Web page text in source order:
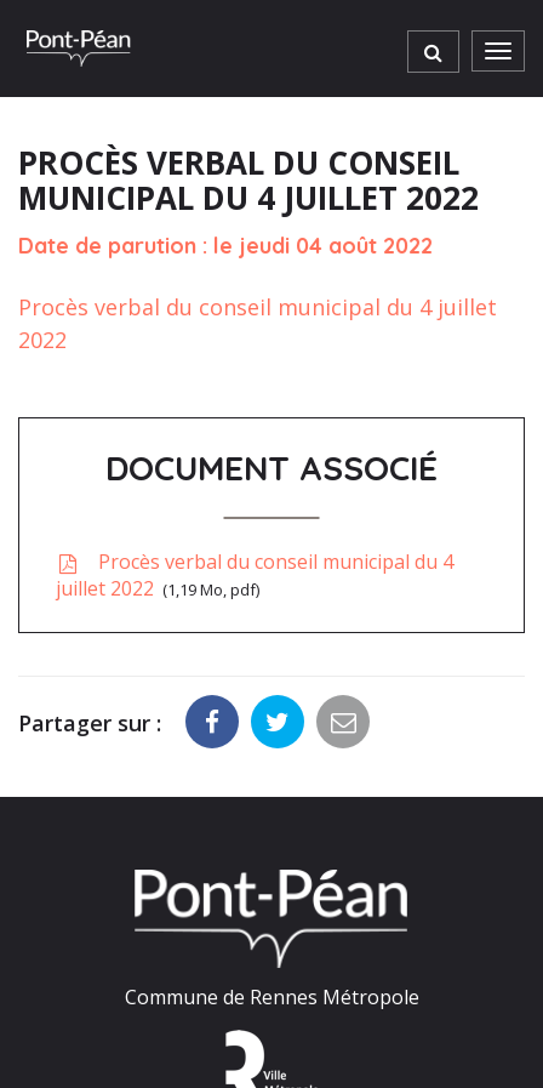
PROCÈS VERBAL DU CONSEIL
MUNICIPAL DU 4 JUILLET 2022
Date de parution : le jeudi 04 août 2022
Procès verbal du conseil municipal du 4 juillet
2022
DOCUMENT ASSOCIÉ
Procès verbal du conseil municipal du 4
juillet 2022
1,19 Mo, pdf
Partager sur :
Commune de Rennes Métropole